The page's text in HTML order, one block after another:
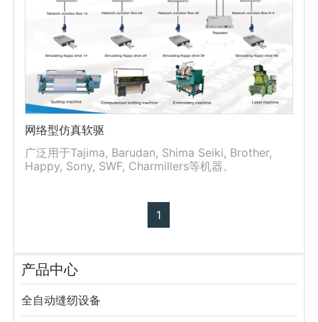
产品中心
全自动缝纫设备
网络型仿真软驱
广泛用于Tajima, Barudan, Shima Seiki, Brother,
Happy, Sony, SWF, Charmillers等机器。
1